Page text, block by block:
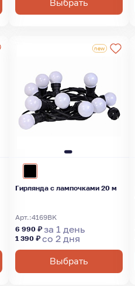
Выбрать
Гирлянда с лампочками 20 м
Арт.:4169BK
6 990 ₽ за 1 день
1 390 ₽со 2 дня
Выбрать